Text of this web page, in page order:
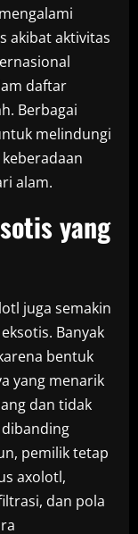
akibat aktivitas
daftar
Berbagai
melindungi
alam.
yang
juga semakin
Banyak
bentuk
yang menarik
dan tidak
pemilik tetap
axolotl,
dan pola